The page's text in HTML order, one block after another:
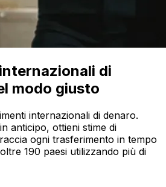
di
modo giusto
internazionali di denaro.
anticipo, ottieni stime di
ogni trasferimento in tempo
190 paesi utilizzando più di